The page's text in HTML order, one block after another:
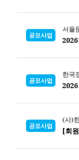
공모사업
서울
공모사업
한국
공모사업
(사)
[회